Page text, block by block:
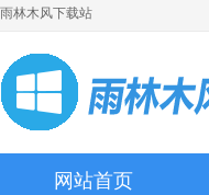
雨林木风下载站
网站首页